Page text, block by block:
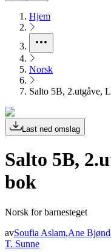
Hjem
Norsk
Salto 5B, 2.utgåve,
Last ned omslag
Salto 5B,
bok
Norsk for barnesteget
avSoufia Aslam,Ane
T. Sunne